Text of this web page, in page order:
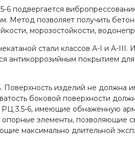
подвергается
Метод позволяет получить
морозостойкости,
стали классов А-I и A-
антикоррозийным покрытием
Поверхность изделий не
боковой поверхности
3.5-6, имеющие обнаженную
элементы, позволяющие
максимально длительной